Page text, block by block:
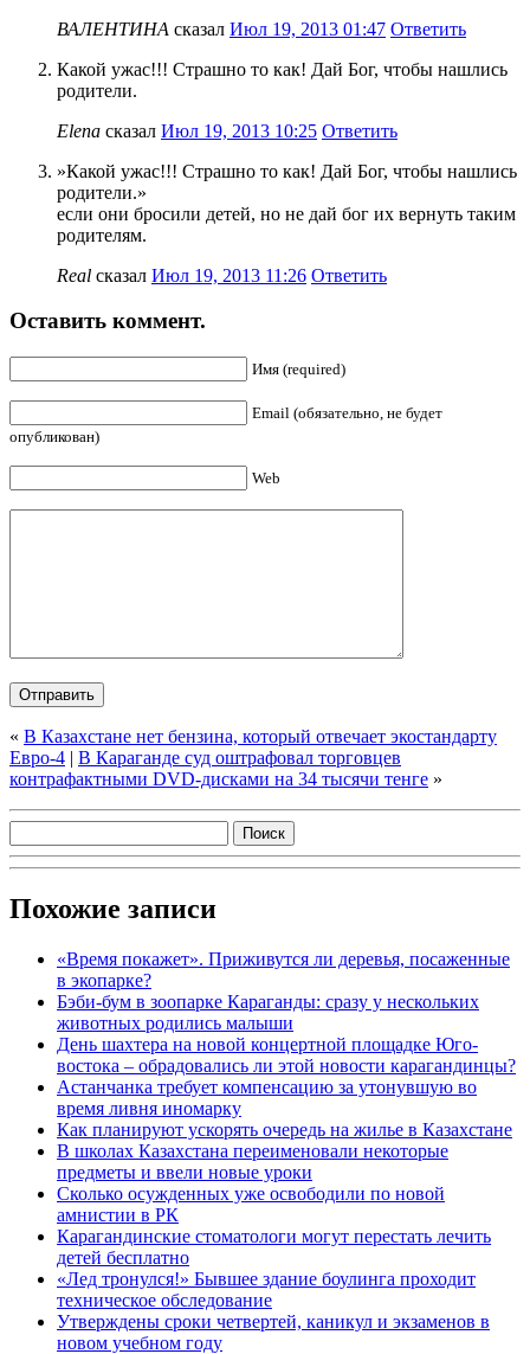
ВАЛЕНТИНА сказал Июл 19, 2013 01:47 Ответить
Какой ужас!!! Страшно то как! Дай Бог, чтобы нашлись
родители.
Elena сказал Июл 19, 2013 10:25 Ответить
»Какой ужас!!! Страшно то как! Дай Бог, чтобы нашлись
родители.»
если они бросили детей, но не дай бог их вернуть таким
родителям.
Real сказал Июл 19, 2013 11:26 Ответить
Оставить коммент.
Имя (required)
Email (обязательно, не будет
опубликован)
Web
« В Казахстане нет бензина, который отвечает экостандарту
Евро-4 | В Караганде суд оштрафовал торговцев
контрафактными DVD-дисками на 34 тысячи тенге »
Похожие записи
«Время покажет». Приживутся ли деревья, посаженные
в экопарке?
Бэби-бум в зоопарке Караганды: сразу у нескольких
животных родились малыши
День шахтера на новой концертной площадке Юго-
востока – обрадовались ли этой новости карагандинцы?
Астанчанка требует компенсацию за утонувшую во
время ливня иномарку
Как планируют ускорять очередь на жилье в Казахстане
В школах Казахстана переименовали некоторые
предметы и ввели новые уроки
Сколько осужденных уже освободили по новой
амнистии в РК
Карагандинские стоматологи могут перестать лечить
детей бесплатно
«Лед тронулся!» Бывшее здание боулинга проходит
техническое обследование
Утверждены сроки четвертей, каникул и экзаменов в
новом учебном году